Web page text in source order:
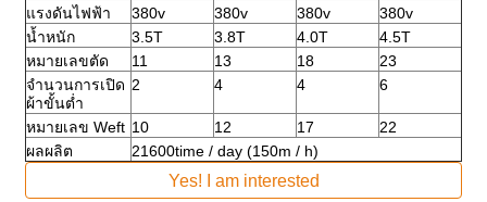
แรงดันไฟฟ้า
380v 380v 380v
380v
น้ำหนัก
3.5T 3.8T 4.0T
4.5T
หมายเลขตัด
11 13 18
23
จำนวนการเปิด
ผ้าขั้นต่ำ
2 4 4 6
หมายเลข Weft 10 12 17
22
ผลผลิต
21600time / day (150m / h)
Yes! I am interested